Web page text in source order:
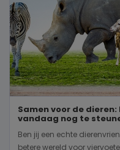
Samen voor de
vandaag nog te
Ben jij een echte
betere wereld voor